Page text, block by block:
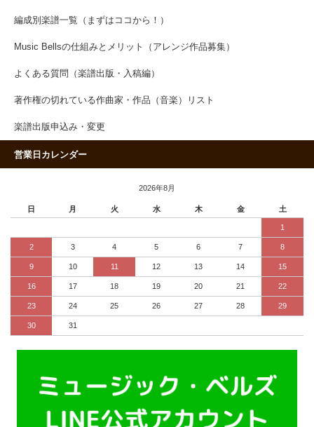
編成別楽譜一覧（まずはココから！）
Music Bellsの仕組みとメリット（アレンジ作品募集）
よくある質問（楽譜出版・入稿編）
著作権の切れている作曲家・作品（音楽）リスト
楽譜出版申込み・変更
営業日カレンダー
2026年8月
日 月 火 水 木 金 土
1
2 3 4 5 6 7 8
9 10 11 12 13 14 15
16 17 18 19 20 21 22
23 24 25 26 27 28 29
30 31